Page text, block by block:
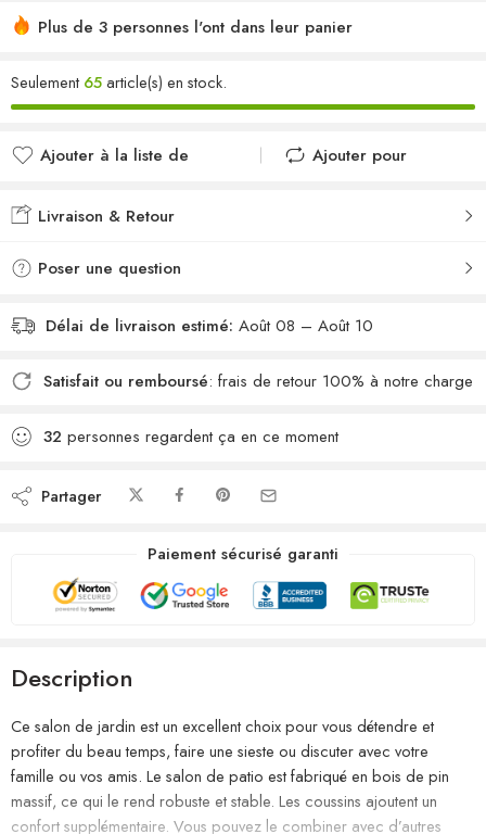
Plus de 3 personnes l'ont dans leur panier
Seulement 65article(s) en stock.
Ajouter à la liste de
Ajouté à la liste de
Ajouter pour
Livraison & Retour
Poser une question
Délai de livraison estimé: Août 08 – Août 10
Satisfait ou remboursé: frais de retour 100% à notre charge
32 personnes regardent ça en ce moment
Partager
Paiement sécurisé garanti
Description
Ce salon de jardin est un excellent choix pour vous détendre et
profiter du beau temps, faire une sieste ou discuter avec votre
famille ou vos amis. Le salon de patio est fabriqué en bois de pin
massif, ce qui le rend robuste et stable. Les coussins ajoutent un
confort supplémentaire. Vous pouvez le combiner avec d’autres